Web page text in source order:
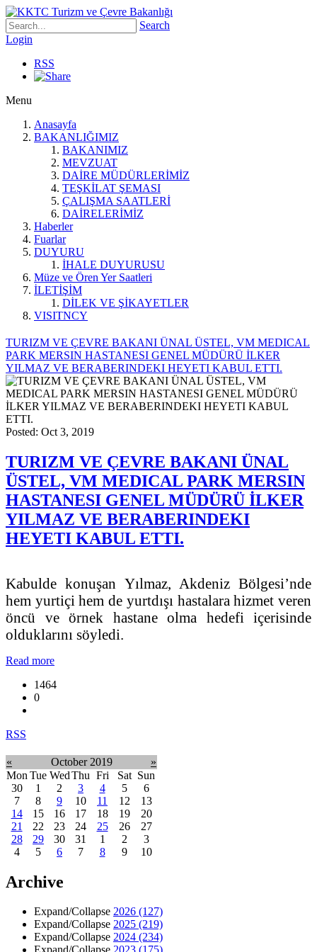
Search
Login
RSS
Menu
Anasayfa
BAKANLIĞIMIZ
BAKANIMIZ
MEVZUAT
DAİRE MÜDÜRLERİMİZ
TEŞKİLAT ŞEMASI
ÇALIŞMA SAATLERİ
DAİRELERİMİZ
Haberler
Fuarlar
DUYURU
İHALE DUYURUSU
Müze ve Ören Yer Saatleri
İLETİŞİM
DİLEK VE ŞİKAYETLER
VISITNCY
TURIZM VE ÇEVRE BAKANI ÜNAL ÜSTEL, VM MEDICAL
PARK MERSIN HASTANESI GENEL MÜDÜRÜ İLKER
YILMAZ VE BERABERINDEKI HEYETI KABUL ETTI.
Posted: Oct 3, 2019
TURIZM VE ÇEVRE BAKANI ÜNAL
ÜSTEL, VM MEDICAL PARK MERSIN
HASTANESI GENEL MÜDÜRÜ İLKER
YILMAZ VE BERABERINDEKI
HEYETI KABUL ETTI.
Kabulde konuşan Yılmaz, Akdeniz Bölgesi’nde
hem yurtiçi hem de yurtdışı hastalara hizmet veren
öncü ve örnek hastane olma hedefi içerisinde
olduklarını söyledi.
Read more
1464
0
RSS
« October 2019
»
Mon Tue WedThu Fri Sat Sun
30
1 2 3 4 5
6
7
8 9 10 11 12
13
14
15 16 17 18 19
20
21
22 23 24 25 26
27
28
29 30 31 1 2
3
4
5 6 7 8 9 10
Archive
Expand/Collapse 2026 (127)
Expand/Collapse 2025 (219)
Expand/Collapse 2024 (234)